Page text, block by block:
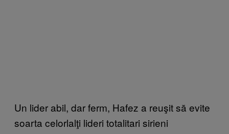
Un lider abil, dar ferm, Hafez a reuşit să evite
soarta celorlalţi lideri totalitari sirieni